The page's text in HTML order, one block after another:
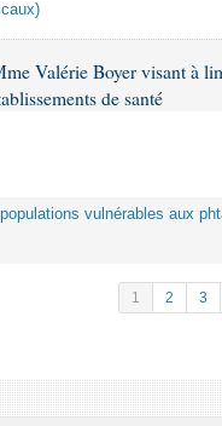
Valérie Boyer visant à
de santé
vulnérables aux
1 2 3